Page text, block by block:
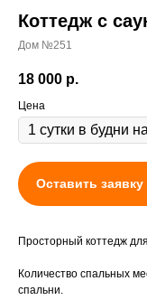
Коттедж с
Дом №251
18 000 р.
Цена
Оставить
Просторный коттедж
Количество спальных
спальни.